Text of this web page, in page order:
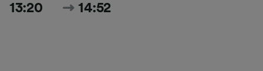
13:20 14:52